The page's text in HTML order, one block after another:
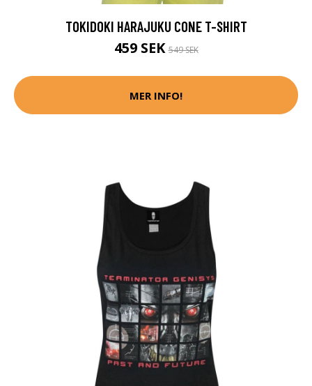
TOKIDOKI HARAJUKU CONE T-SHIRT
459 SEK549 SEK
MER INFO!